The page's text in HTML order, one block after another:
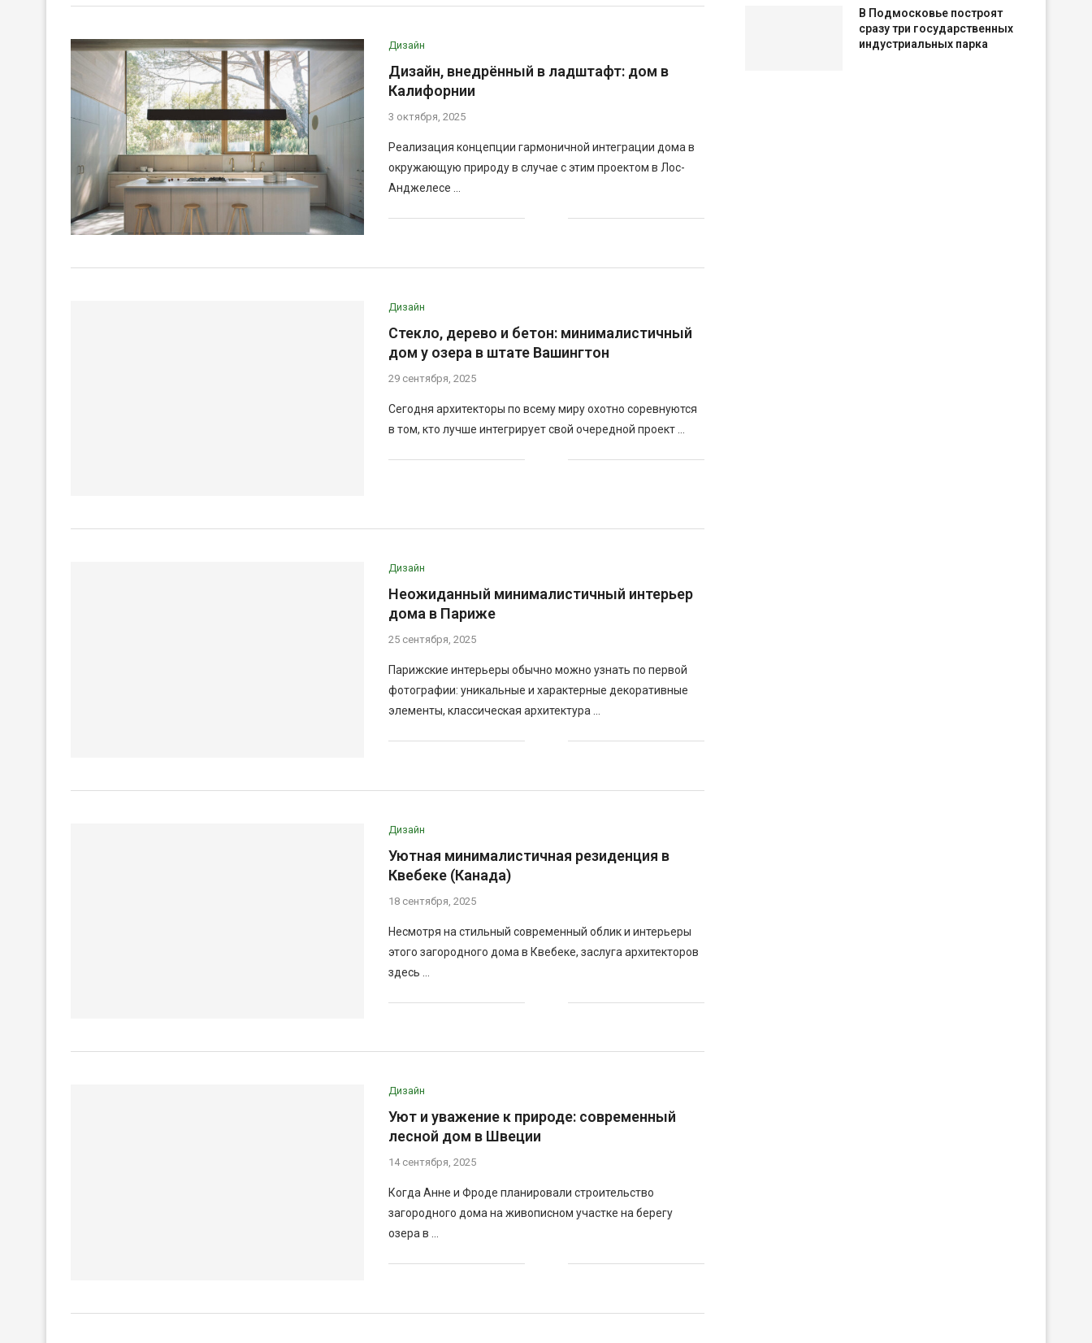
Дизайн
Дизайн, внедрённый в ладштафт: дом в
Калифорнии
3 октября, 2025
Реализация концепции гармоничной интеграции дома в
окружающую природу в случае с этим проектом в Лос-
Анджелесе …
Дизайн
Стекло, дерево и бетон: минималистичный
дом у озера в штате Вашингтон
29 сентября, 2025
Сегодня архитекторы по всему миру охотно соревнуются
в том, кто лучше интегрирует свой очередной проект …
Дизайн
Неожиданный минималистичный интерьер
дома в Париже
25 сентября, 2025
Парижские интерьеры обычно можно узнать по первой
фотографии: уникальные и характерные декоративные
элементы, классическая архитектура …
Дизайн
Уютная минималистичная резиденция в
Квебеке (Канада)
18 сентября, 2025
Несмотря на стильный современный облик и интерьеры
этого загородного дома в Квебеке, заслуга архитекторов
здесь …
Дизайн
Уют и уважение к природе: современный
лесной дом в Швеции
14 сентября, 2025
Когда Анне и Фроде планировали строительство
загородного дома на живописном участке на берегу
озера в …
В Подмосковье построят
сразу три государственных
индустриальных парка